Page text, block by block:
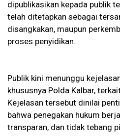
dipublikasikan kepada publik
telah ditetapkan sebagai
disangkakan, maupun
proses penyidikan.
Publik kini menunggu
khususnya Polda Kalbar,
Kejelasan tersebut dinilai
bahwa penegakan hukum
transparan, dan tidak tebang